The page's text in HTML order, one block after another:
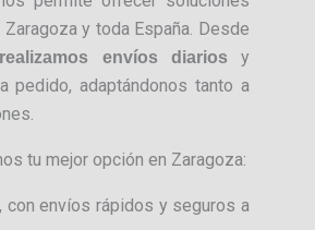
y toda España. Desde
realizamos envíos diarios
y
pedido, adaptándonos tanto a
tu mejor opción en Zaragoza:
con envíos rápidos y seguros a